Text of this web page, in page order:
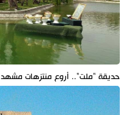
حديقة "ملت".. أروع منتزهات مشهد